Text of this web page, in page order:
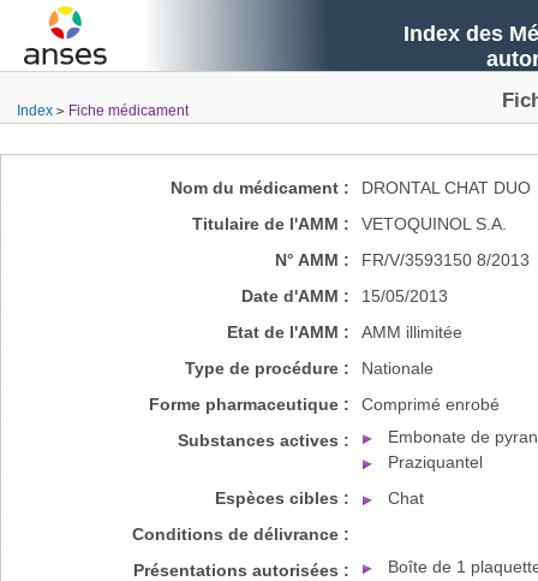
Index des
Index Fiche médicament
Nom du médicament :
DRONTAL CHAT DUO
Titulaire de l'AMM :
VETOQUINOL S.A.
N° AMM :
FR/V/3593150 8/2013
Date d'AMM :
15/05/2013
Etat de l'AMM :
AMM illimitée
Type de procédure :
Nationale
Forme pharmaceutique :
Comprimé enrobé
Substances actives :
Embonate de
Praziquantel
Espèces cibles :
Chat
Conditions de délivrance :
Présentations autorisées :
Boîte de 1